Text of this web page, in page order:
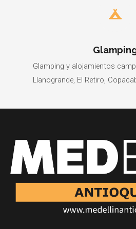
Glamping y alojamientos
Llanogrande, El Retiro,